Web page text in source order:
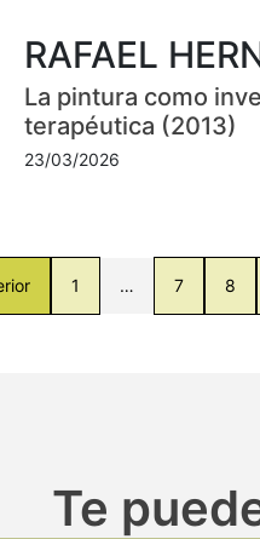
RAFAEL
La pintura como
terapéutica (2013)
23/03/2026
1 … 7 8
Te